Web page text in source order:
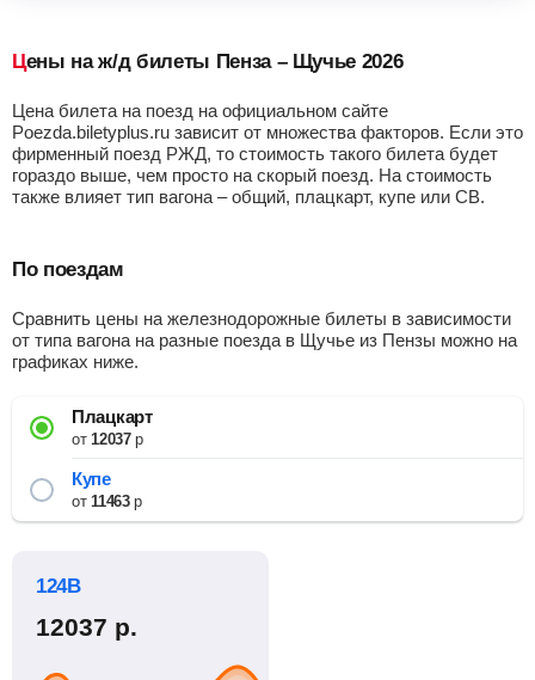
Цены на ж/д билеты Пенза – Щучье 2026
Цена билета на поезд на официальном сайте
Poezda.biletyplus.ru зависит от множества факторов. Если это
фирменный поезд РЖД, то стоимость такого билета будет
гораздо выше, чем просто на скорый поезд. На стоимость
также влияет тип вагона – общий, плацкарт, купе или СВ.
По поездам
Сравнить цены на железнодорожные билеты в зависимости
от типа вагона на разные поезда в Щучье из Пензы можно на
графиках ниже.
Плацкарт
от12037р
Купе
от11463р
124В
12037 р.